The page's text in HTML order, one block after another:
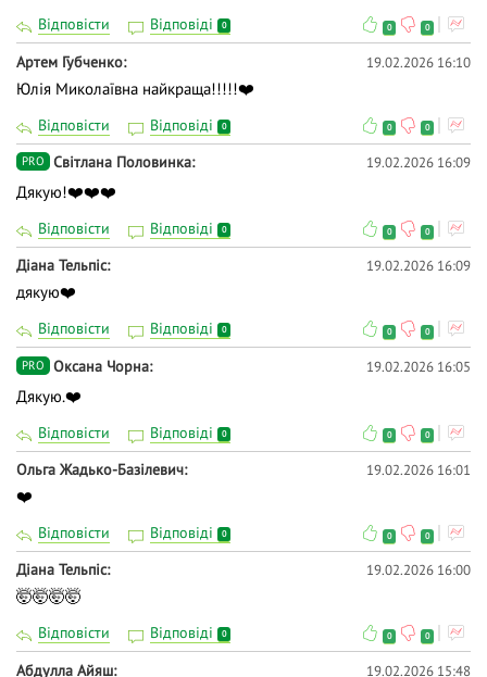
Відповісти Відповіді 0 0 0
Артем Губченко 19.02.2026 16:10
Юлія Миколаївна найкраща!!!!!❤️
Відповісти Відповіді 0 0 0
PRO Світлана Половинка 19.02.2026 16:09
Дякую!❤️❤️❤️
Відповісти Відповіді 0 0 0
Діана Тельпіс 19.02.2026 16:09
дякую❤️
Відповісти Відповіді 0 0 0
PRO Оксана Чорна 19.02.2026 16:05
Дякую.❤️
Відповісти Відповіді 0 0 0
Ольга Жадько-Базілевич 19.02.2026 16:01
❤️
Відповісти Відповіді 0 0 0
Діана Тельпіс 19.02.2026 16:00
🤯🤯🤯🤯
Відповісти Відповіді 0 0 0
Абдулла Айяш 19.02.2026 15:48